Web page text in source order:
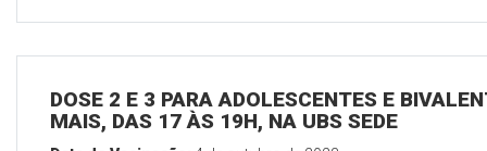
DOSE 2 E 3 PARA ADOLESCENTES E
MAIS, DAS 17 ÀS 19H, NA UBS SEDE